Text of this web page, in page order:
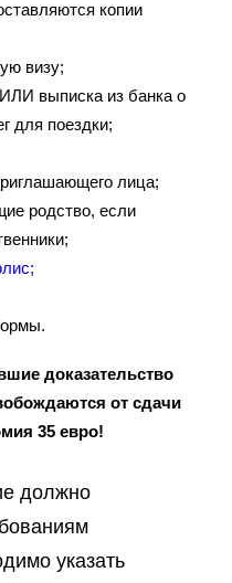
копии
визу;
выписка из банка о
для поездки;
лица;
родство, если
доказательство
от сдачи
35 евро!
должно
указать